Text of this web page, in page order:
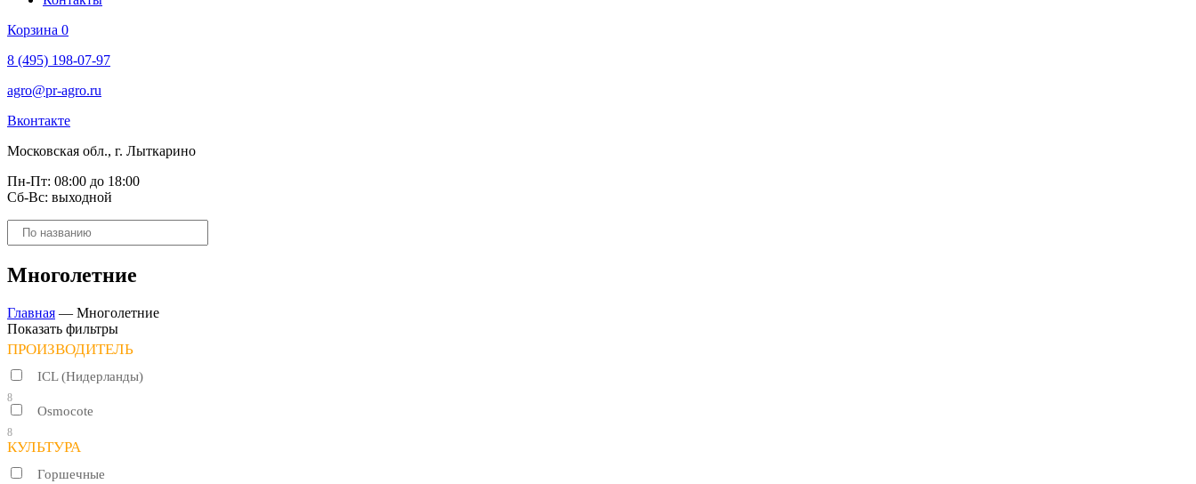
Корзина 0
8 (495) 198-07-97
agro@pr-agro.ru
Вконтакте
Московская обл., г. Лыткарино
Пн-Пт: 08:00 до 18:00
Сб-Вс: выходной
Поиск
товаров
Многолетние
Главная — Многолетние
Показать фильтры
ПРОИЗВОДИТЕЛЬ
ICL (Нидерланды)
8
Osmocote
8
КУЛЬТУРА
Горшечные